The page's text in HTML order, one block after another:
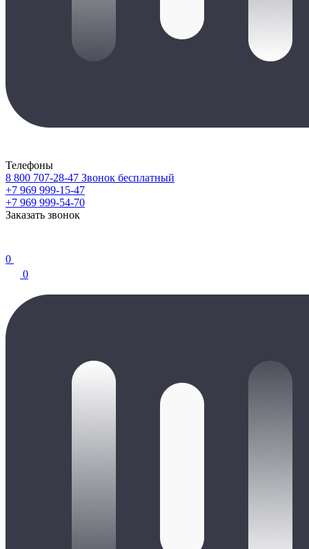
Телефоны
8 800 707-28-47 Звонок бесплатный
+7 969 999-15-47
+7 969 999-54-70
Заказать звонок
0
0